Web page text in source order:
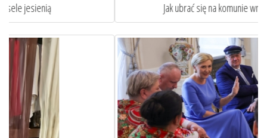
Jak ubrać się na komunie wnuka lub wnuczki?